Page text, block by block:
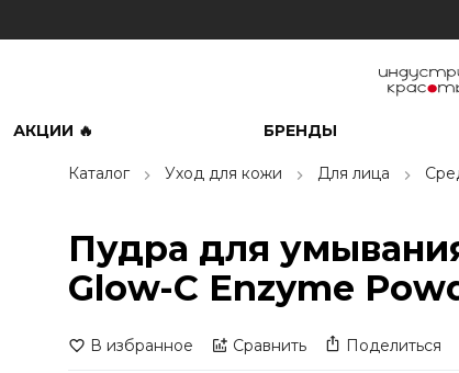
АКЦИИ 🔥 БРЕНДЫ
Каталог Уход для кожи Для лица
Пудра для
Glow-C Enzyme
В избранное Сравнить Поделиться